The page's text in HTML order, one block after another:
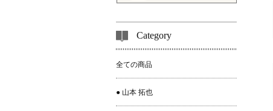
Category
全ての商品
● 山本 拓也